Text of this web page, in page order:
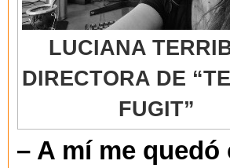
LUCIANA
DIRECTORA DE
FUGIT”
– A mí me quedó